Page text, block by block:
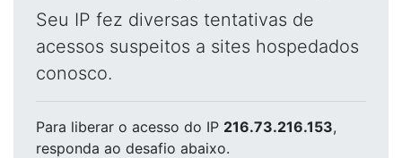
Seu IP fez diversas tentativas de
acessos suspeitos a sites hospedados
conosco.
Para liberar o acesso do IP 216.73.216.153,
responda ao desafio abaixo.